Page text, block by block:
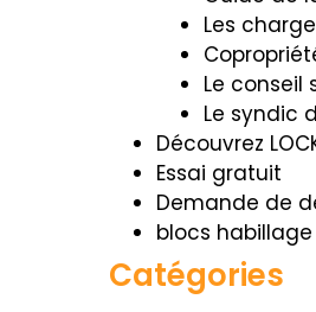
Les
Le conseil
Le syndic
Découvrez
Essai gratuit
Demande de
blocs
Catégories